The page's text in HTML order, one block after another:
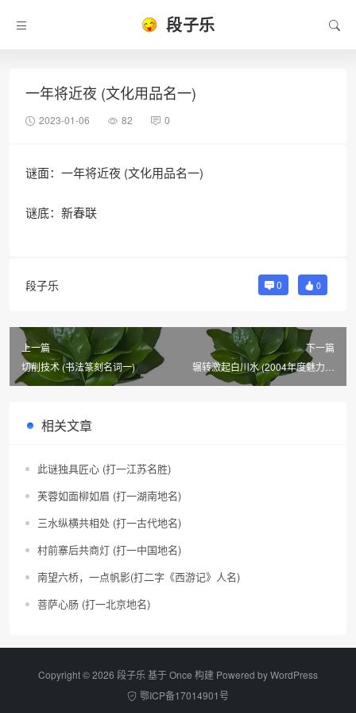
段子乐
一年将近夜 (文化用品名一)
2023-01-06 82 0
谜面：一年将近夜 (文化用品名一)
谜底：新春联
段子乐 0 0
上一篇
切削技术 (书法篆刻名词一)
下一篇
辗转激起白川水 (2004年度魅力城
相关文章
此谜独具匠心 (打一江苏名胜)
芙蓉如面柳如眉 (打一湖南地名)
三水纵横共相处 (打一古代地名)
村前寨后共商灯 (打一中国地名)
南望六桥，一点帆影(打二字《西游记》人名)
菩萨心肠 (打一北京地名)
Copyright © 2026 段子乐 基于 Once 构建 Powered byWordPress
鄂ICP备17014901号